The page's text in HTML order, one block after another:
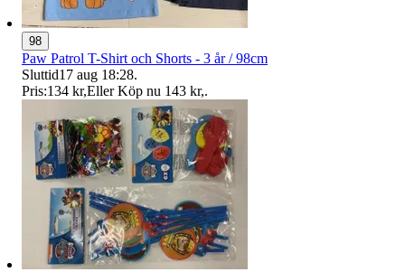
98
Paw Patrol T-Shirt och Shorts - 3 år / 98cm
Sluttid17 aug 18:28.
Pris:134 kr,Eller Köp nu 143 kr,.